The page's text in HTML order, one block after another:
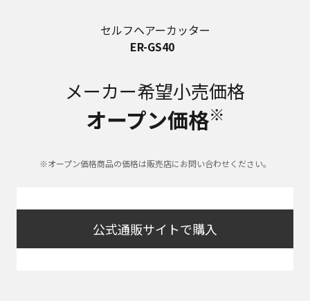
セルフヘアーカッター
ER-GS40
メーカー希望小売価格
オープン価格※
※オープン価格商品の価格は販売店にお問い合わせください。
公式通販サイトで購入